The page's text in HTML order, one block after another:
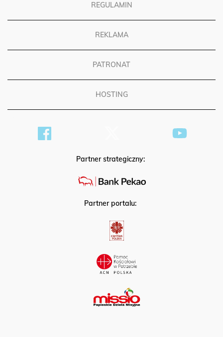
Partner strategiczny:
Partner portalu: